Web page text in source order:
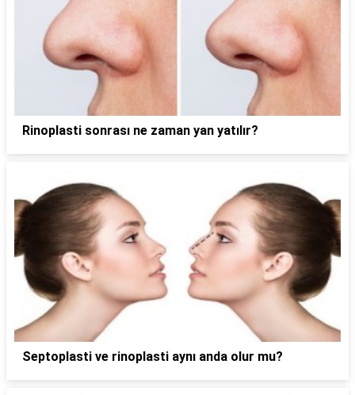
Rinoplasti sonrası ne zaman yan yatılır?
Septoplasti ve rinoplasti aynı anda olur mu?